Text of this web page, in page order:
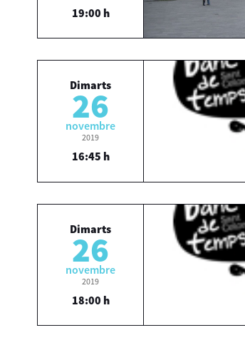
19:00 h
Dimarts
26
novembre
2019
16:45 h
Dimarts
26
novembre
2019
18:00 h